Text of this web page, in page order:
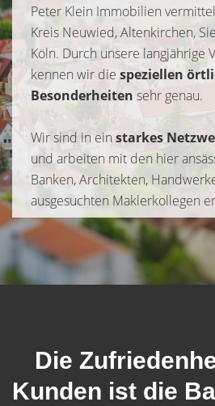
Peter Klein Immobilien
Kreis Neuwied, Altenkirchen,
Köln. Durch unsere langjährige
kennen wir die speziellen
Besonderheiten sehr genau.
Wir sind in einstarkes
und arbeiten mit den hier
Banken, Architekten,
ausgesuchten Maklerkollegen
Die
Kunden ist die